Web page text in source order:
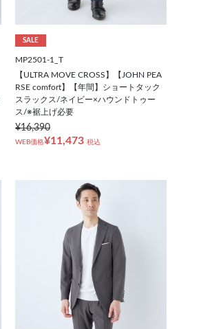
SALE
MP2501-1_T
【ULTRA MOVE CROSS】【JOHN PEA
RSE comfort】【年間】ショートタック
スラックス/ネイビー×ハウンドトゥー
ス/※裾上げ必要
¥16,390
WEB価格¥11,473 税込